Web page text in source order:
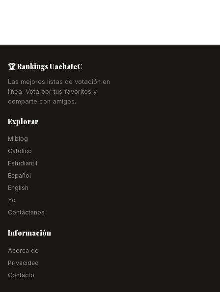
🏆 Rankings UachateC
Las mejores listas de votación en
línea. Vota por tus favoritos y
comparte con amigos.
Explorar
Miblog
Católico
Estudiantil
Español
English
Yo
Contáctanos
Información
Acerca de
Privacidad
Contacto